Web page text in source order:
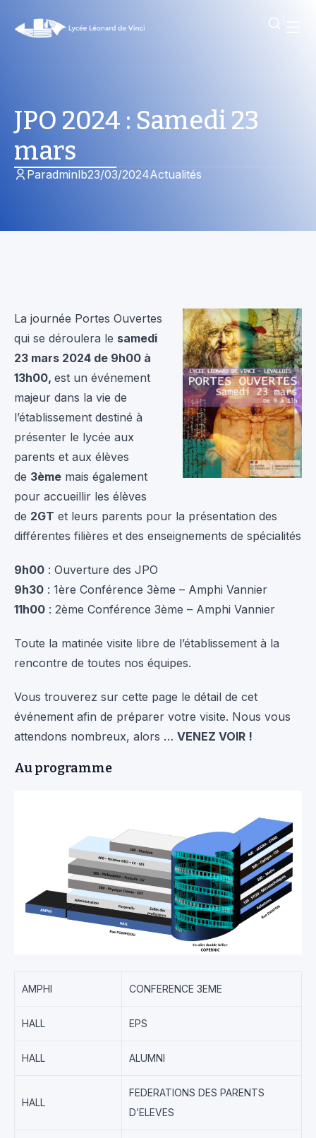
JPO 2024 : Samedi 23
mars
Paradminlb23/03/2024Actualités
La journée Portes Ouvertes
qui se déroulera le samedi
23 mars 2024 de 9h00 à
13h00, est un événement
majeur dans la vie de
l’établissement destiné à
présenter le lycée aux
parents et aux élèves
de 3ème mais également
pour accueillir les élèves
de 2GT et leurs parents pour la présentation des
différentes filières et des enseignements de spécialités
9h00 : Ouverture des JPO
9h30 : 1ère Conférence 3ème – Amphi Vannier
11h00 : 2ème Conférence 3ème – Amphi Vannier
Toute la matinée visite libre de l’établissement à la
rencontre de toutes nos équipes.
Vous trouverez sur cette page le détail de cet
événement afin de préparer votre visite. Nous vous
attendons nombreux, alors … VENEZ VOIR !
Au programme
AMPHI CONFERENCE 3EME
HALL EPS
HALL ALUMNI
HALL
FEDERATIONS DES PARENTS
D’ELEVES